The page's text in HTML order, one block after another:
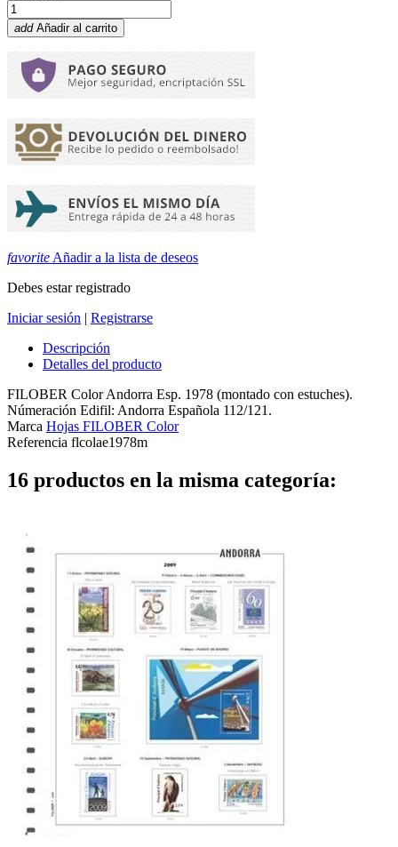
add Añadir al carrito
favorite Añadir a la lista de deseos
Debes estar registrado
Iniciar sesión | Registrarse
Descripción
Detalles del producto
FILOBER Color Andorra Esp. 1978 (montado con estuches).
Númeración Edifil: Andorra Española 112/121.
Marca Hojas FILOBER Color
Referencia flcolae1978m
16 productos en la misma categoría: